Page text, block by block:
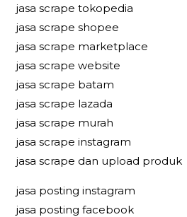
jasa scrape tokopedia
jasa scrape shopee
jasa scrape marketplace
jasa scrape website
jasa scrape batam
jasa scrape lazada
jasa scrape murah
jasa scrape instagram
jasa scrape dan upload produk
jasa posting instagram
jasa posting facebook